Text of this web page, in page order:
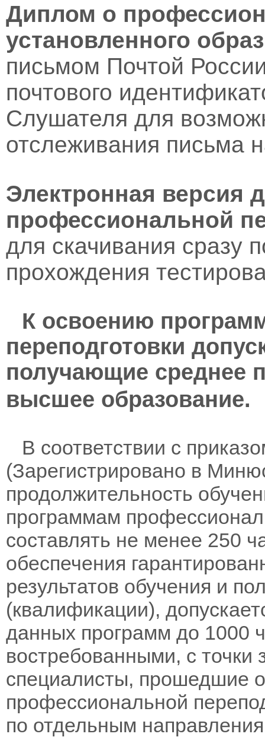
Диплом о
установленного
письмом Почтой
почтового
Слушателя для
отслеживания письма
Электронная версия
профессиональной
для скачивания сразу
прохождения
К освоению
переподготовки
получающие среднее
высшее образование.
В соответствии с
(Зарегистрировано в
продолжительность
программам
составлять не менее 250
обеспечения
результатов обучения и
(квалификации),
данных программ до 1000
востребованными, с точки
специалисты, прошедшие
профессиональной
по отдельным